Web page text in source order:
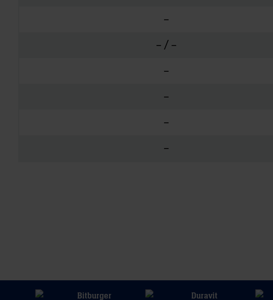
–
– / –
–
–
–
–